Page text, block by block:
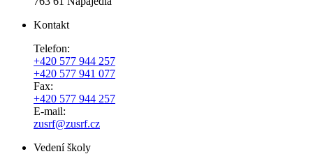
Kontakt
Telefon:
+420 577 944 257
+420 577 941 077
Fax:
+420 577 944 257
E-mail:
zusrf@zusrf.cz
Vedení školy